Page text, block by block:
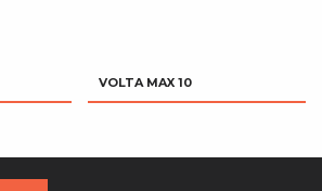
VOLTA MAX 10